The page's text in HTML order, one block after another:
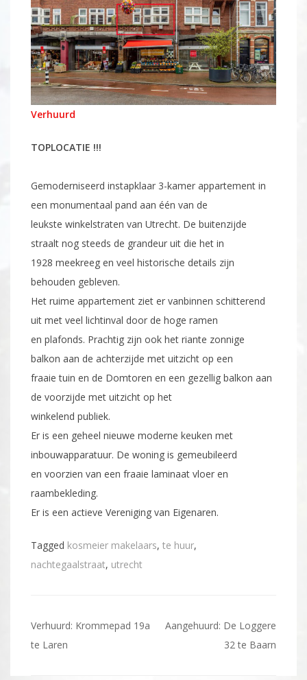
Verhuurd
TOPLOCATIE !!!
Gemoderniseerd instapklaar 3-kamer appartement in
een monumentaal pand aan één van de
leukste winkelstraten van Utrecht. De buitenzijde
straalt nog steeds de grandeur uit die het in
1928 meekreeg en veel historische details zijn
behouden gebleven.
Het ruime appartement ziet er vanbinnen schitterend
uit met veel lichtinval door de hoge ramen
en plafonds. Prachtig zijn ook het riante zonnige
balkon aan de achterzijde met uitzicht op een
fraaie tuin en de Domtoren en een gezellig balkon aan
de voorzijde met uitzicht op het
winkelend publiek.
Er is een geheel nieuwe moderne keuken met
inbouwapparatuur. De woning is gemeubileerd
en voorzien van een fraaie laminaat vloer en
raambekleding.
Er is een actieve Vereniging van Eigenaren.
Tagged kosmeier makelaars, te huur,
nachtegaalstraat, utrecht
Bericht
navigatie
Verhuurd: Krommepad 19a
te Laren
Aangehuurd: De Loggere
32 te Baarn